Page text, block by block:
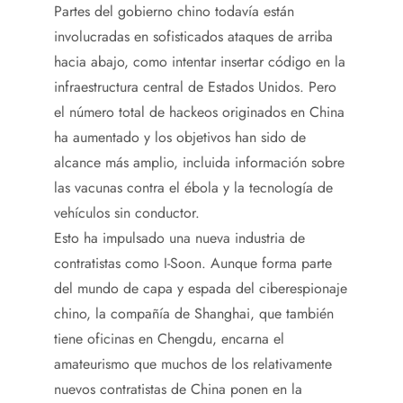
Partes del gobierno chino todavía están
involucradas en sofisticados ataques de arriba
hacia abajo, como intentar insertar código en la
infraestructura central de Estados Unidos. Pero
el número total de hackeos originados en China
ha aumentado y los objetivos han sido de
alcance más amplio, incluida información sobre
las vacunas contra el ébola y la tecnología de
vehículos sin conductor.
Esto ha impulsado una nueva industria de
contratistas como I-Soon. Aunque forma parte
del mundo de capa y espada del ciberespionaje
chino, la compañía de Shanghai, que también
tiene oficinas en Chengdu, encarna el
amateurismo que muchos de los relativamente
nuevos contratistas de China ponen en la